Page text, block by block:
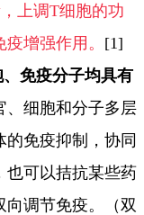
上调T细胞的功
增强作用。 [1]
免疫分子均具有
、细胞和分子多层
免疫抑制，协同
也可以拮抗某些药
向调节免疫。（双